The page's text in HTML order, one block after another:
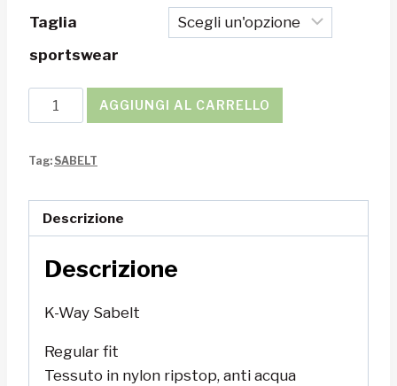
Taglia
sportswear
Way
quantità
AGGIUNGI AL CARRELLO
Tag: SABELT
Descrizione
Descrizione
K-Way Sabelt
Regular fit
Tessuto in nylon ripstop, anti acqua